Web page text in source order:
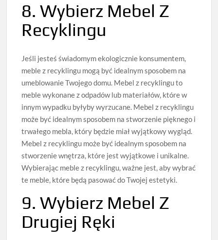
8. Wybierz Mebel Z
Recyklingu
Jeśli jesteś świadomym ekologicznie konsumentem,
meble z recyklingu mogą być idealnym sposobem na
umeblowanie Twojego domu. Mebel z recyklingu to
meble wykonane z odpadów lub materiałów, które w
innym wypadku byłyby wyrzucane. Mebel z recyklingu
może być idealnym sposobem na stworzenie pięknego i
trwałego mebla, który będzie miał wyjątkowy wygląd.
Mebel z recyklingu może być idealnym sposobem na
stworzenie wnętrza, które jest wyjątkowe i unikalne.
Wybierając meble z recyklingu, ważne jest, aby wybrać
te meble, które będą pasować do Twojej estetyki.
9. Wybierz Mebel Z
Drugiej Ręki